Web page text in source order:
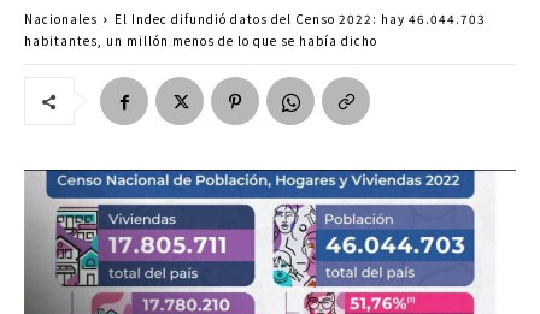
Nacionales
El Indec difundió datos del Censo 2022: hay 46.044.703
habitantes, un millón menos de lo que se había dicho